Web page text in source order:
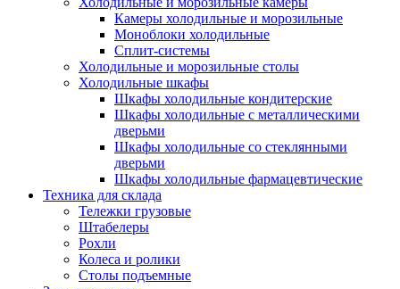
Камеры холодильные и морозильные
Моноблоки холодильные
Сплит-системы
Холодильные и морозильные столы
Холодильные шкафы
Шкафы холодильные кондитерские
Шкафы холодильные с металлическими
дверьми
Шкафы холодильные со стеклянными
дверьми
Шкафы холодильные фармацевтические
Техника для склада
Тележки грузовые
Штабелеры
Рохли
Колеса и ролики
Столы подъемные